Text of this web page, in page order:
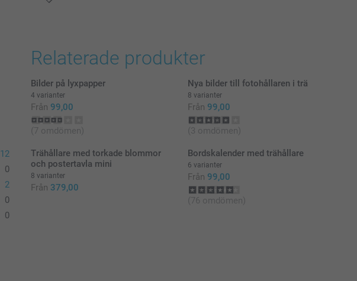
12
0
2
0
0
Relaterade produkter
Bilder på lyxpapper
4 varianter
Från 99,00
(7 omdömen)
Nya bilder till fotohållaren i trä
8 varianter
Från 99,00
(3 omdömen)
Trähållare med torkade blommor
och postertavla mini
8 varianter
Från 379,00
Bordskalender med trähållare
6 varianter
Från 99,00
(76 omdömen)